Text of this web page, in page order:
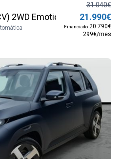
2WD Emotion MY26
31.040€
21.990€
Financiado 20.790€
299€/mes